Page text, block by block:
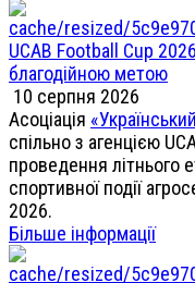
UCAB Football Cup
благодійною метою
10 серпня 2026
Асоціація
спільно з агенцією
проведення літнього
спортивної події
2026.
Більше інформації